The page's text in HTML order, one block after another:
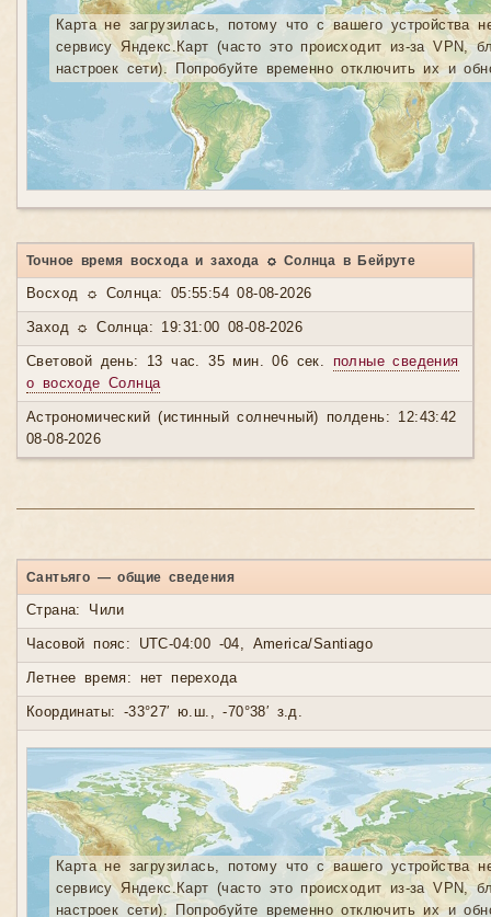
Карта не загрузилась, потому что с вашего устройства
сервису Яндекс.Карт (часто это происходит из-за VPN,
настроек сети). Попробуйте временно отключить их и
Точное время восхода и захода ☼ Солнца в Бейруте
Восход ☼ Солнца: 05:55:54 08-08-2026
Заход ☼ Солнца: 19:31:00 08-08-2026
Световой день: 13 час. 35 мин. 06 сек. полные сведения
о восходе Солнца
Астрономический (истинный солнечный) полдень: 12:43:42
08-08-2026
Сантьяго — общие сведения
Страна: Чили
Часовой пояс: UTC-04:00 -04, America/Santiago
Летнее время: нет перехода
Координаты: -33°27′ ю.ш., -70°38′ з.д.
Карта не загрузилась, потому что с вашего устройства
сервису Яндекс.Карт (часто это происходит из-за VPN,
настроек сети). Попробуйте временно отключить их и